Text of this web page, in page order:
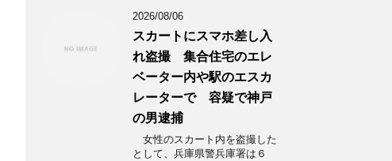
2026/08/06
スカートにスマホ差し入
れ盗撮 集合住宅のエレ
ベーター内や駅のエスカ
レーターで 容疑で神戸
の男逮捕
女性のスカート内を盗撮した
として、兵庫県警兵庫署は６